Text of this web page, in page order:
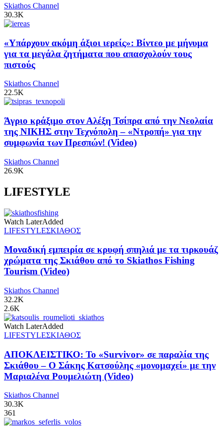
Skiathos Channel
30.3K
«Υπάρχουν ακόμη άξιοι ιερείς»: Βίντεο με μήνυμα
για τα μεγάλα ζητήματα που απασχολούν τους
πιστούς
Skiathos Channel
22.5K
Άγριο κράξιμο στον Αλέξη Τσίπρα από την Νεολαία
της ΝΙΚΗΣ στην Τεχνόπολη – «Ντροπή» για την
συμφωνία των Πρεσπών! (Video)
Skiathos Channel
26.9K
LIFESTYLE
Watch LaterAdded
LIFESTYLEΣΚΙΑΘΟΣ
Μοναδική εμπειρία σε κρυφή σπηλιά με τα τιρκουάζ
χρώματα της Σκιάθου από το Skiathos Fishing
Tourism (Video)
Skiathos Channel
32.2K
2.6K
Watch LaterAdded
LIFESTYLEΣΚΙΑΘΟΣ
ΑΠΟΚΛΕΙΣΤΙΚΟ: Το «Survivor» σε παραλία της
Σκιάθου – Ο Σάκης Κατσούλης «μονομαχεί» με την
Μαριαλένα Ρουμελιώτη (Video)
Skiathos Channel
30.3K
361